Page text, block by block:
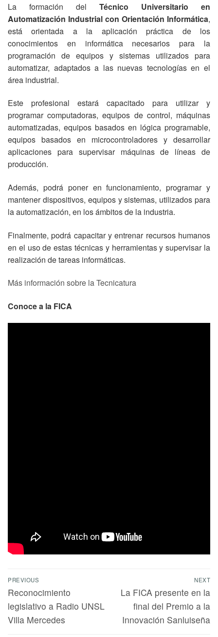
La formación del Técnico Universitario en
Automatización Industrial con Orientación Informática,
está orientada a la aplicación práctica de los
conocimientos en informática necesarios para la
programación de equipos y sistemas utilizados para
automatizar, adaptados a las nuevas tecnologías en el
área industrial.
Este profesional estará capacitado para utilizar y
programar computadoras, equipos de control, máquinas
automatizadas, equipos basados en lógica programable,
equipos basados en microcontroladores y desarrollar
aplicaciones para supervisar máquinas de líneas de
producción.
Además, podrá poner en funcionamiento, programar y
mantener dispositivos, equipos y sistemas, utilizados para
la automatización, en los ámbitos de la industria.
Finalmente, podrá capacitar y entrenar recursos humanos
en el uso de estas técnicas y herramientas y supervisar la
realización de tareas informáticas.
Más información sobre la Tecnicatura
Conoce a la FICA
PREVIOUS
Reconocimiento
legislativo a Radio UNSL
Villa Mercedes
NEXT
La FICA presente en la
final del Premio a la
Innovación Sanluiseña